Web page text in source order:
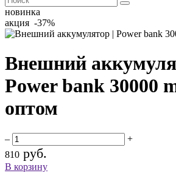
новинка
акция -37%
Внешний
Power bank 30000
оптом
–
+
810 руб.
В корзину